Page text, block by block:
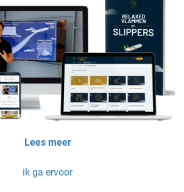
Lees meer
ik ga ervoor